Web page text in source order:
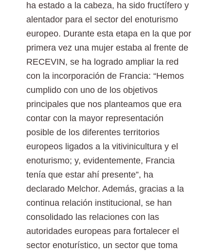
ha estado a la cabeza, ha sido fructífero y
alentador para el sector del enoturismo
europeo. Durante esta etapa en la que por
primera vez una mujer estaba al frente de
RECEVIN, se ha logrado ampliar la red
con la incorporación de Francia: “Hemos
cumplido con uno de los objetivos
principales que nos planteamos que era
contar con la mayor representación
posible de los diferentes territorios
europeos ligados a la vitivinicultura y el
enoturismo; y, evidentemente, Francia
tenía que estar ahí presente”, ha
declarado Melchor. Además, gracias a la
continua relación institucional, se han
consolidado las relaciones con las
autoridades europeas para fortalecer el
sector enoturístico, un sector que toma